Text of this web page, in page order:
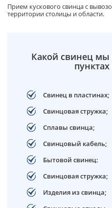
Прием кускового свинца с
территории столицы и области.
Какой свинец
Свинец в пластинах;
Свинцовая стружка;
Сплавы свинца;
Свинцовый кабель;
Бытовой свинец:
Свинцовая стружка;
Изделия из свинца;